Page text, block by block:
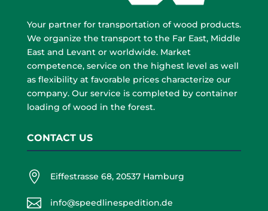
Your partner for transportation of wood products.
We organize the transport to the Far East, Middle
East and Levant or worldwide. Market
competence, service on the highest level as well
as flexibility at favorable prices characterize our
company. Our service is completed by container
loading of wood in the forest.
CONTACT US
 Eiffestrasse 68, 20537 Hamburg
 info@speedlinespedition.de